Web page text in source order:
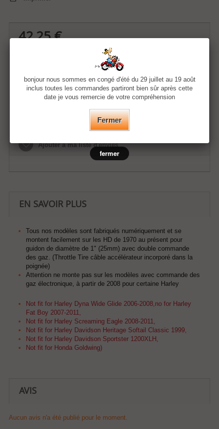
42,25 €
Ajouter à ma liste d'envies
EN SAVOIR PLUS
Tous nos modèles sont fabriqués numériquement et se
montent facilement sur les HD de 1970 au présent pour
guidon de diamètre de 1" (25mm) avec double commande
des gaz. (Throttle Tire câble accélérateur incorporé dans la
poignée)
Attention ne monte pas sur les modèles avec commande des
gaz électronique, à partir de 2008 pour certaine Harley
Not fit for Harley Dyna Wide Glide 2006-2008,no for Harley
Fat Boy 2007-2011,
Not fit for Harley Screaming Eagle 2008-2011,
Not fit for Harley Davidson Heritage Softail Classic 1999,
Not fit for Harley Davidson Sportster 1200XLH,
Not fit for Honda Goldwing)
AVIS
Aucun avis n'a été publié pour le moment.
bonjour nous sommes en congé d'été du 29 juillet au 19 août
inclus toutes les commandes partiront bien sûr après cette
date je vous remercie de votre compréhension
Fermer
fermer